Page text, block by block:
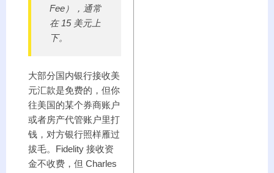
Fee），通常
在 15 美元上
下。
大部分国内银行接收美
元汇款是免费的，但你
往美国的某个券商账户
或者房产代管账户里打
钱，对方银行照样雁过
拔毛。Fidelity 接收资
金不收费，但 Charles